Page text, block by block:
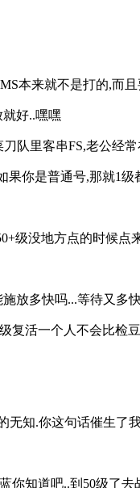
本来就不是打的,而
好..嘿嘿
队里客串FS,老公经
你是普通号,那就1
级没地方点的时候点
放多快吗...等待又多
复活一个人不会比检
无知.你这句话催生了
你知道吧..到50级了